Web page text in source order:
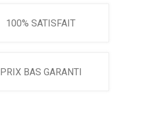
100% SATISFAIT
PRIX BAS GARANTI